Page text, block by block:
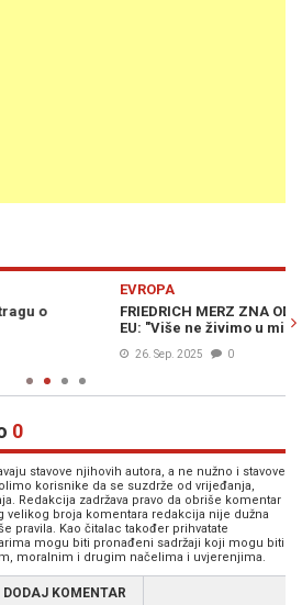
PRIJETI OPASNOST NJEMAČKOJ I
0
stavove njihovih autora, a ne nužno i stavove
korisnike da se suzdrže od vrijeđanja,
Redakcija zadržava pravo da obriše komentar
velikog broja komentara redakcija nije dužna
pravila. Kao čitalac također prihvatate
mogu biti pronađeni sadržaji koji mogu biti
moralnim i drugim načelima i uvjerenjima.
DODAJ KOMENTAR